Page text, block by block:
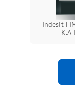
Indesit
K.A